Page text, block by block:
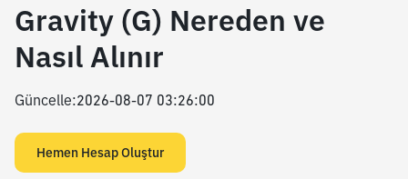
Gravity (G) Nereden ve
Nasıl Alınır
Güncelle:2026-08-07 03:26:00
Hemen Hesap Oluştur